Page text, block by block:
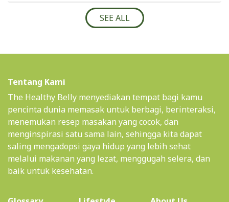
SEE ALL
Tentang Kami
The Healthy Belly menyediakan tempat bagi kamu
pencinta dunia memasak untuk berbagi, berinteraksi,
menemukan resep masakan yang cocok, dan
menginspirasi satu sama lain, sehingga kita dapat
saling mengadopsi gaya hidup yang lebih sehat
melalui makanan yang lezat, menggugah selera, dan
baik untuk kesehatan.